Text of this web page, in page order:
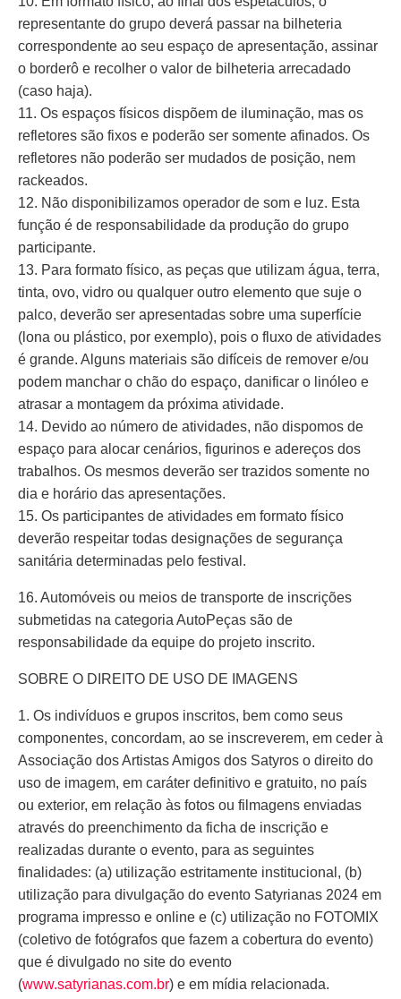
representante do grupo deverá passar na bilheteria
correspondente ao seu espaço de apresentação, assinar
o borderô e recolher o valor de bilheteria arrecadado
(caso haja).
11. Os espaços físicos dispõem de iluminação, mas os
refletores são fixos e poderão ser somente afinados. Os
refletores não poderão ser mudados de posição, nem
rackeados.
12. Não disponibilizamos operador de som e luz. Esta
função é de responsabilidade da produção do grupo
participante.
13. Para formato físico, as peças que utilizam água, terra,
tinta, ovo, vidro ou qualquer outro elemento que suje o
palco, deverão ser apresentadas sobre uma superfície
(lona ou plástico, por exemplo), pois o fluxo de atividades
é grande. Alguns materiais são difíceis de remover e/ou
podem manchar o chão do espaço, danificar o linóleo e
atrasar a montagem da próxima atividade.
14. Devido ao número de atividades, não dispomos de
espaço para alocar cenários, figurinos e adereços dos
trabalhos. Os mesmos deverão ser trazidos somente no
dia e horário das apresentações.
15. Os participantes de atividades em formato físico
deverão respeitar todas designações de segurança
sanitária determinadas pelo festival.
16. Automóveis ou meios de transporte de inscrições
submetidas na categoria AutoPeças são de
responsabilidade da equipe do projeto inscrito.
SOBRE O DIREITO DE USO DE IMAGENS
1. Os indivíduos e grupos inscritos, bem como seus
componentes, concordam, ao se inscreverem, em ceder à
Associação dos Artistas Amigos dos Satyros o direito do
uso de imagem, em caráter definitivo e gratuito, no país
ou exterior, em relação às fotos ou filmagens enviadas
através do preenchimento da ficha de inscrição e
realizadas durante o evento, para as seguintes
finalidades: (a) utilização estritamente institucional, (b)
utilização para divulgação do evento Satyrianas 2024 em
programa impresso e online e (c) utilização no FOTOMIX
(coletivo de fotógrafos que fazem a cobertura do evento)
que é divulgado no site do evento
(www.satyrianas.com.br) e em mídia relacionada.